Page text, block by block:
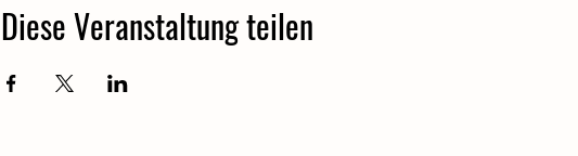
Diese Veranstaltung teilen